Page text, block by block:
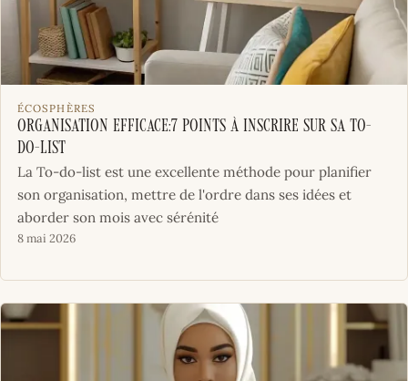
ÉCOSPHÈRES
Organisation efficace:7 points à inscrire sur sa to-
do-list
La To-do-list est une excellente méthode pour planifier
son organisation, mettre de l'ordre dans ses idées et
aborder son mois avec sérénité
8 mai 2026